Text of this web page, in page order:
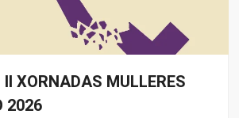
XORNADAS MULLERES
2026